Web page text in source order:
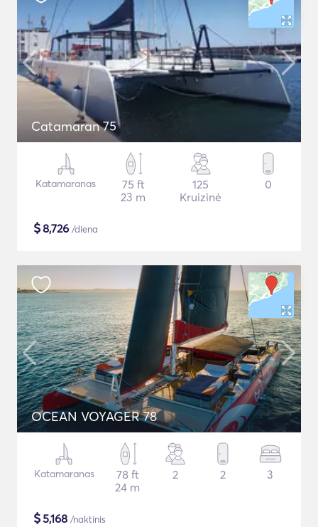
Catamaran 75
Katamaranas
75 ft
23 m
125
Kruizinė
0
$8,726 /diena
OCEAN VOYAGER 78
Katamaranas
78 ft
24 m
2 2 3
$5,168 /naktinis